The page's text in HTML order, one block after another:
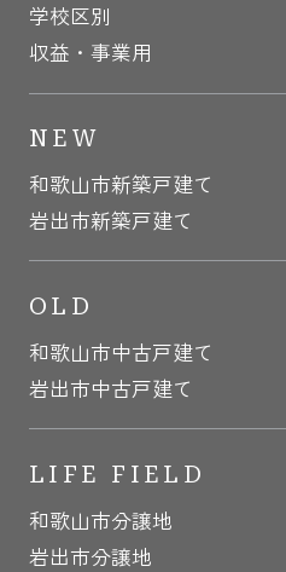
学校区別
収益・事業用
NEW
和歌山市新築戸建て
岩出市新築戸建て
OLD
和歌山市中古戸建て
岩出市中古戸建て
LIFE FIELD
和歌山市分譲地
岩出市分譲地